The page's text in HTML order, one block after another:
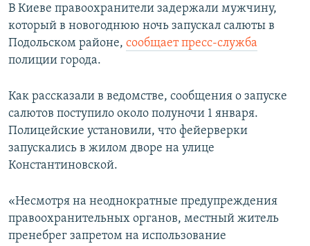
В Киеве правоохранители задержали мужчину,
который в новогоднюю ночь запускал салюты в
Подольском районе, сообщает пресс-служба
полиции города.
Как рассказали в ведомстве, сообщения о запуске
салютов поступило около полуночи 1 января.
Полицейские установили, что фейерверки
запускались в жилом дворе на улице
Константиновской.
«Несмотря на неоднократные предупреждения
правоохранительных органов, местный житель
пренебрег запретом на использование